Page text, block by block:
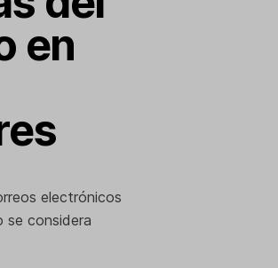
en
electrónicos
se considera